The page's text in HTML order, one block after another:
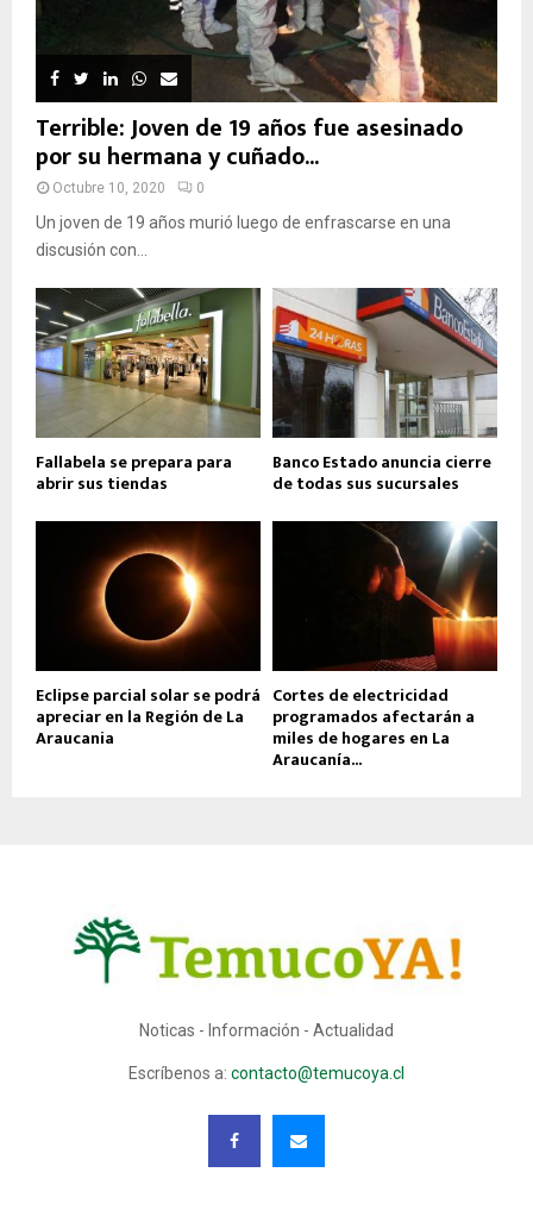
Terrible: Joven de 19 años fue asesinado
por su hermana y cuñado...
Octubre 10, 2020 0
Un joven de 19 años murió luego de enfrascarse en una
discusión con...
Fallabela se prepara para
abrir sus tiendas
Banco Estado anuncia cierre
de todas sus sucursales
Eclipse parcial solar se podrá
apreciar en la Región de La
Araucania
Cortes de electricidad
programados afectarán a
miles de hogares en La
Araucanía...
Noticas - Información - Actualidad
Escríbenos a: contacto@temucoya.cl